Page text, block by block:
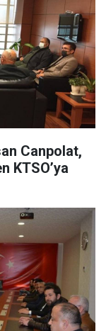
Canpolat,
KTSO’ya